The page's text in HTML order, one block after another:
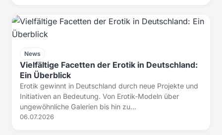
News
Vielfältige Facetten der Erotik in Deutschland:
Ein Überblick
Erotik gewinnt in Deutschland durch neue Projekte und
Initiativen an Bedeutung. Von Erotik-Modeln über
ungewöhnliche Galerien bis hin zu...
06.07.2026